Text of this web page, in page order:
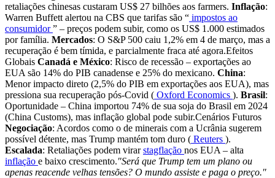
retaliações chinesas custaram US$ 27 bilhões aos farmers. Inflação:
Warren Buffett alertou na CBS que tarifas são “ impostos ao
consumidor” – preços podem subir, como os US$ 1.000 estimados
por família. Mercados: O S&P 500 caiu 1,2% em 4 de março, mas a
recuperação é bem tímida, e parcialmente fraca até agora.Efeitos
Globais Canadá e México: Risco de recessão – exportações ao
EUA são 14% do PIB canadense e 25% do mexicano. China:
Menor impacto direto (2,5% do PIB em exportações aos EUA), mas
pressiona sua recuperação pós-Covid ( Oxford Economics ). Brasil:
Oportunidade – China importou 74% de sua soja do Brasil em 2024
(China Customs), mas inflação global pode subir.Cenários Futuros
Negociação: Acordos como o de minerais com a Ucrânia sugerem
possível détente, mas Trump mantém tom duro ( Reuters ).
Escalada: Retaliações podem virarstagflação nos EUA – alta
inflação e baixo crescimento."Será que Trump tem um plano ou
apenas reacende velhas tensões? O mundo assiste e paga o preço."